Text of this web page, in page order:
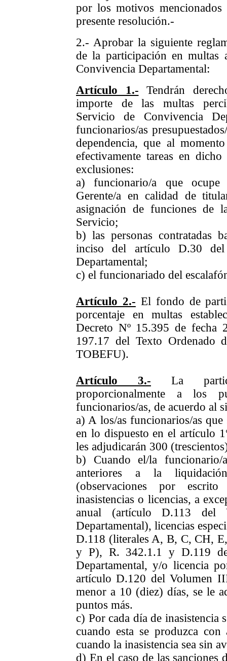
por los motivos
presente resolución.-
2.- Aprobar la siguiente
de la participación en multas
Convivencia Departamental:
Artículo 1.- Tendrán
importe de las multas
Servicio de Convivencia
funcionarios/as
dependencia, que al
efectivamente tareas en
exclusiones:
a) funcionario/a que
Gerente/a en calidad de
asignación de funciones de
Servicio;
b) las personas contratadas
inciso del artículo D.30
Departamental;
c) el funcionariado del
Artículo 2.- El fondo de
porcentaje en multas
Decreto Nº 15.395 de
197.17 del Texto Ordenado
TOBEFU).
Artículo 3.- La
proporcionalmente a los
funcionarios/as, de acuerdo al
a) A los/as funcionarios/as
en lo dispuesto en el artículo
les adjudicarán 300
b) Cuando el/la
anteriores a la
(observaciones por
inasistencias o licencias, a
anual (artículo D.113 del
Departamental), licencias
D.118 (literales A, B, C, CH,
y P), R. 342.1.1 y D.119
Departamental, y/o licencia
artículo D.120 del Volumen
menor a 10 (diez) días, se le
puntos más.
c) Por cada día de inasistencia
cuando esta se produzca
cuando la inasistencia sea sin
d) En el caso de las sanciones